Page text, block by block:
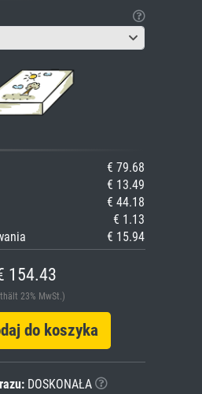
€ 79.68
€ 13.49
€ 44.18
€ 1.13
€ 15.94
154.43
23% MwSt.)
do koszyka
DOSKONAŁA